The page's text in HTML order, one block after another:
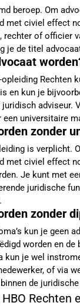
beroep. Om
met civiel effect
rechter of officier
je de titel
Rechten
en kun je
adviseur.
een universitaire
zonder
is verplicht.
met civiel effect
Je kunt met
juridische
zonder
kun je geen
worden en
kun je wel
of via
de